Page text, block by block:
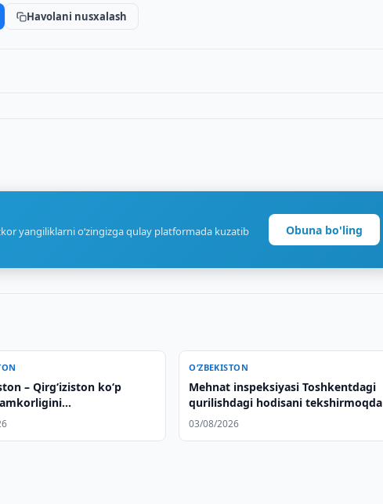
Havolani nusxalash
yangiliklarni o‘zingizga qulay platformada kuzatib
Obuna bo'ling
– Qirgʻiziston koʻp
ustuvor
O‘ZBEKISTON
Mehnat inspeksiyasi Toshkentdagi
qurilishdagi hodisani tekshirmoqda
03/08/2026